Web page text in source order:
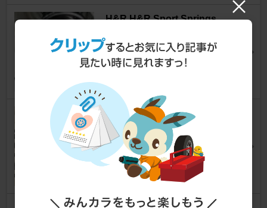
H&R H&R Sport Springs
しろ いろさん
4
2
H&R H&R Sport Springs
ゴルフ ヴァリアント [ゴルフ6]
ぶっち222さん
0